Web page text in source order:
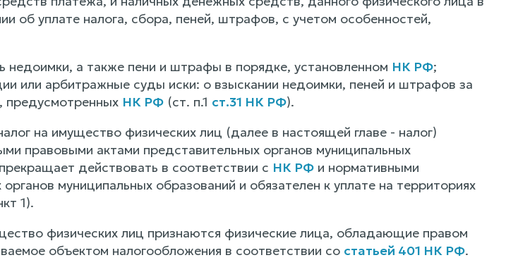
об уплате налога, сбора, пеней, штрафов, с учетом особенностей,
недоимки, а также пени и штрафы в порядке, установленном НК РФ;
или арбитражные суды иски: о взыскании недоимки, пеней и штрафов за
предусмотренных НК РФ(ст. п.1 ст.31 НК РФ).
на имущество физических лиц (далее в настоящей главе - налог)
правовыми актами представительных органов муниципальных
действовать в соответствии с НК РФи нормативными
муниципальных образований и обязателен к уплате на территориях
1).
физических лиц признаются физические лица, обладающие правом
объектом налогообложения в соответствии со статьей 401 НК РФ.